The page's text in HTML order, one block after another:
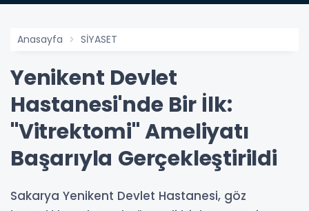
Keşfedilmeyi Bekliyor
Anasayfa SİYASET
Yenikent Devlet
Hastanesi'nde Bir İlk:
"Vitrektomi" Ameliyatı
Başarıyla Gerçekleştirildi
Sakarya Yenikent Devlet Hastanesi, göz